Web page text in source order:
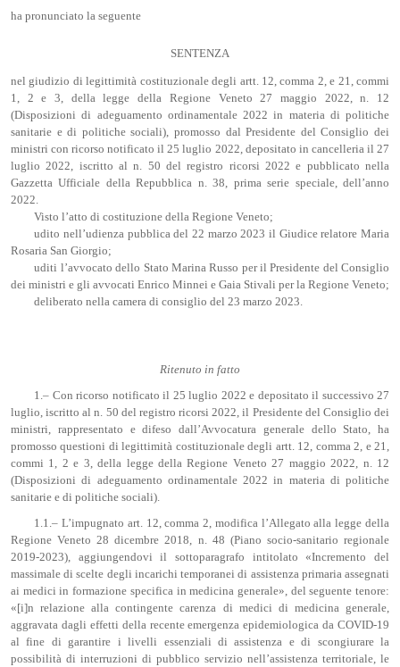
ha pronunciato la seguente
SENTENZA
nel giudizio di legittimità costituzionale degli artt. 12, comma 2, e 21, commi
1, 2 e 3, della legge della Regione Veneto 27 maggio 2022, n. 12
(Disposizioni di adeguamento ordinamentale 2022 in materia di politiche
sanitarie e di politiche sociali), promosso dal Presidente del Consiglio dei
ministri con ricorso notificato il 25 luglio 2022, depositato in cancelleria il 27
luglio 2022, iscritto al n. 50 del registro ricorsi 2022 e pubblicato nella
Gazzetta Ufficiale della Repubblica n. 38, prima serie speciale, dell’anno
2022.
Visto l’atto di costituzione della Regione Veneto;
udito nell’udienza pubblica del 22 marzo 2023 il Giudice relatore Maria
Rosaria San Giorgio;
uditi l’avvocato dello Stato Marina Russo per il Presidente del Consiglio
dei ministri e gli avvocati Enrico Minnei e Gaia Stivali per la Regione Veneto;
deliberato nella camera di consiglio del 23 marzo 2023.
Ritenuto in fatto
1.– Con ricorso notificato il 25 luglio 2022 e depositato il successivo 27
luglio, iscritto al n. 50 del registro ricorsi 2022, il Presidente del Consiglio dei
ministri, rappresentato e difeso dall’Avvocatura generale dello Stato, ha
promosso questioni di legittimità costituzionale degli artt. 12, comma 2, e 21,
commi 1, 2 e 3, della legge della Regione Veneto 27 maggio 2022, n. 12
(Disposizioni di adeguamento ordinamentale 2022 in materia di politiche
sanitarie e di politiche sociali).
1.1.– L’impugnato art. 12, comma 2, modifica l’Allegato alla legge della
Regione Veneto 28 dicembre 2018, n. 48 (Piano socio-sanitario regionale
2019-2023), aggiungendovi il sottoparagrafo intitolato «Incremento del
massimale di scelte degli incarichi temporanei di assistenza primaria assegnati
ai medici in formazione specifica in medicina generale», del seguente tenore:
«[i]n relazione alla contingente carenza di medici di medicina generale,
aggravata dagli effetti della recente emergenza epidemiologica da COVID-19
al fine di garantire i livelli essenziali di assistenza e di scongiurare la
possibilità di interruzioni di pubblico servizio nell’assistenza territoriale, le